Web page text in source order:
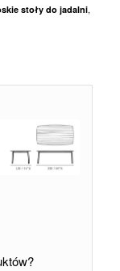
stoły do jadalni,